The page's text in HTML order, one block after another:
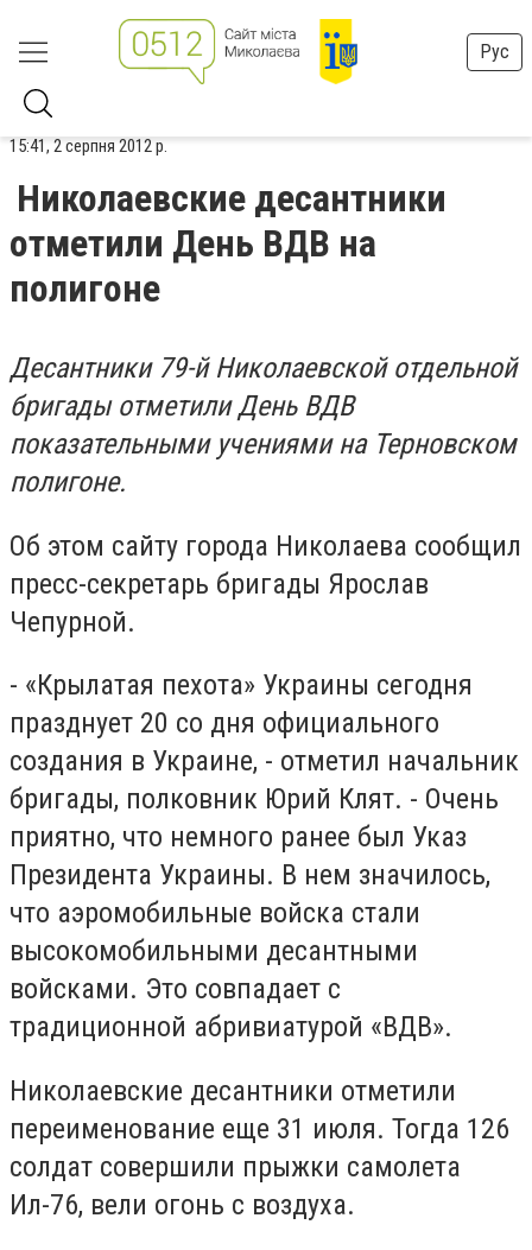
Рус
15:41, 2 серпня 2012 р.
Николаевские десантники
отметили День ВДВ на
полигоне
Десантники 79-й Николаевской отдельной
бригады отметили День ВДВ
показательными учениями на Терновском
полигоне.
Об этом сайту города Николаева сообщил
пресс-секретарь бригады Ярослав
Чепурной.
- «Крылатая пехота» Украины сегодня
празднует 20 со дня официального
создания в Украине, - отметил начальник
бригады, полковник Юрий Клят. - Очень
приятно, что немного ранее был Указ
Президента Украины. В нем значилось,
что аэромобильные войска стали
высокомобильными десантными
войсками. Это совпадает с
традиционной абривиатурой «ВДВ».
Николаевские десантники отметили
переименование еще 31 июля. Тогда 126
солдат совершили прыжки самолета
Ил-76, вели огонь с воздуха.